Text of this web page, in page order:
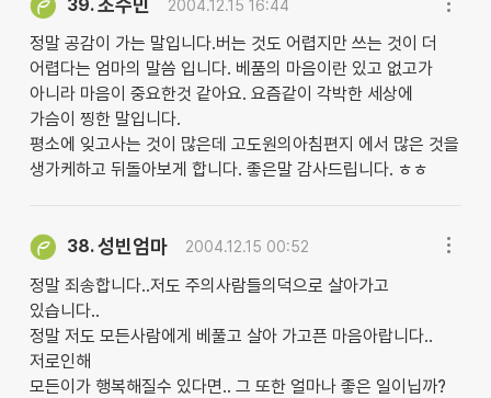
39.조수민 2004.12.15 16:44
정말 공감이 가는 말입니다.버는 것도 어렵지만 쓰는 것이 더
어렵다는 엄마의 말씀 입니다. 베품의 마음이란 있고 없고가
아니라 마음이 중요한것 같아요. 요즘같이 각박한 세상에
가슴이 찡한 말입니다.
평소에 잊고사는 것이 많은데 고도원의아침편지 에서 많은 것을
생가케하고 뒤돌아보게 합니다. 좋은말 감사드립니다. ㅎㅎ
38.성빈엄마 2004.12.15 00:52
정말 죄송합니다..저도 주의사람들의덕으로 살아가고
있습니다..
정말 저도 모든사람에게 베풀고 살아 가고픈 마음아랍니다..
저로인해
모든이가 행복해질수 있다면.. 그 또한 얼마나 좋은 일이닙까?